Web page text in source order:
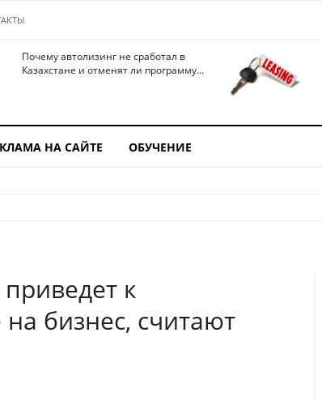
Почему автолизинг не сработал в
Казахстане и отменят ли программу...
НА САЙТЕ ОБУЧЕНИЕ
к
бизнес, считают